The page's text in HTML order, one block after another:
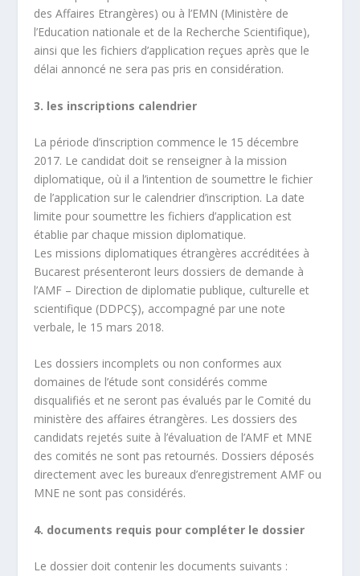
des Affaires Etrangères) ou à l’EMN (Ministère de
l’Education nationale et de la Recherche Scientifique),
ainsi que les fichiers d’application reçues après que le
délai annoncé ne sera pas pris en considération.
3. les inscriptions calendrier
La période d’inscription commence le 15 décembre
2017. Le candidat doit se renseigner à la mission
diplomatique, où il a l’intention de soumettre le fichier
de l’application sur le calendrier d’inscription. La date
limite pour soumettre les fichiers d’application est
établie par chaque mission diplomatique.
Les missions diplomatiques étrangères accréditées à
Bucarest présenteront leurs dossiers de demande à
l’AMF – Direction de diplomatie publique, culturelle et
scientifique (DDPCŞ), accompagné par une note
verbale, le 15 mars 2018.
Les dossiers incomplets ou non conformes aux
domaines de l’étude sont considérés comme
disqualifiés et ne seront pas évalués par le Comité du
ministère des affaires étrangères. Les dossiers des
candidats rejetés suite à l’évaluation de l’AMF et MNE
des comités ne sont pas retournés. Dossiers déposés
directement avec les bureaux d’enregistrement AMF ou
MNE ne sont pas considérés.
4. documents requis pour compléter le dossier
Le dossier doit contenir les documents suivants :